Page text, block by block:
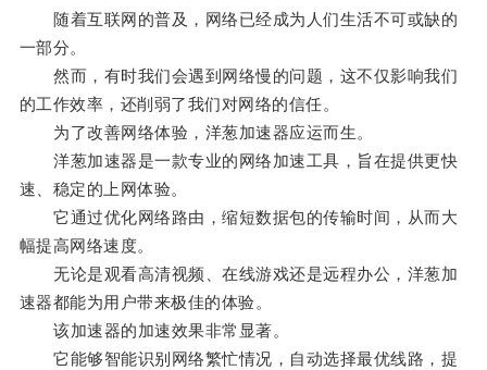
随着互联网的普及，网络已经成为人们生活不可或缺的
一部分。
然而，有时我们会遇到网络慢的问题，这不仅影响我们
的工作效率，还削弱了我们对网络的信任。
为了改善网络体验，洋葱加速器应运而生。
洋葱加速器是一款专业的网络加速工具，旨在提供更快
速、稳定的上网体验。
它通过优化网络路由，缩短数据包的传输时间，从而大
幅提高网络速度。
无论是观看高清视频、在线游戏还是远程办公，洋葱加
速器都能为用户带来极佳的体验。
该加速器的加速效果非常显著。
它能够智能识别网络繁忙情况，自动选择最优线路，提